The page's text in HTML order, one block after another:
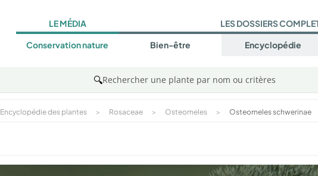
LE MÉDIA
Conservation nature
LES DOSSIERS
Bien-être Encyclopédie
🔍Rechercher une plante par nom ou critères
Encyclopédie des plantes > Rosaceae > Osteomeles > Osteomeles schwerinae